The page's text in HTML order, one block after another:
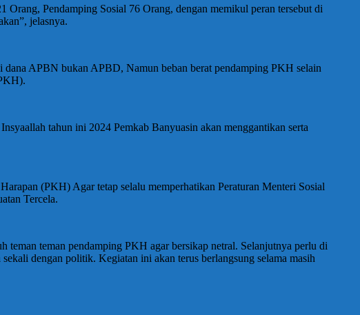
Pendamping Sosial 76 Orang, dengan memikul peran tersebut di
jelasnya.
APBN bukan APBD, Namun beban berat pendamping PKH selain
tahun ini 2024 Pemkab Banyuasin akan menggantikan serta
(PKH) Agar tetap selalu memperhatikan Peraturan Menteri Sosial
Tercela.
teman teman pendamping PKH agar bersikap netral. Selanjutnya perlu di
dengan politik. Kegiatan ini akan terus berlangsung selama masih